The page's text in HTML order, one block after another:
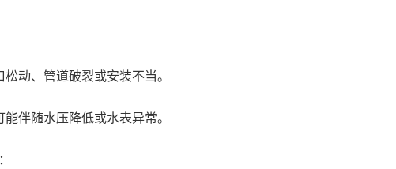
松动、管道破裂或安装不当。
能伴随水压降低或水表异常。
：